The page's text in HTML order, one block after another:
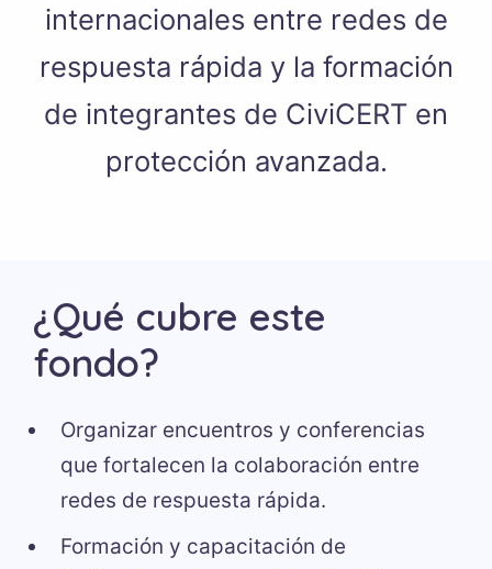
internacionales entre redes de
respuesta rápida y la formación
de integrantes de CiviCERT en
protección avanzada.
¿Qué cubre este
fondo?
Organizar encuentros y conferencias
que fortalecen la colaboración entre
redes de respuesta rápida.
Formación y capacitación de